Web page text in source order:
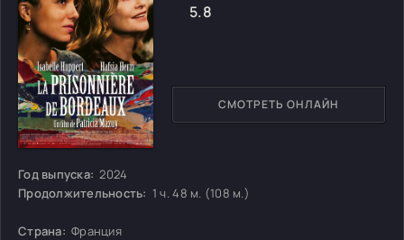
Год выпуска: 2024
Продолжительность: 1 ч. 48 м. (108 м.)
Страна: Франция
СМОТРЕТЬ ОНЛАЙН
5.8